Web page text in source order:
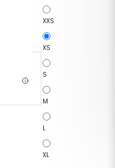
XXS
XS
S
M
L
XL